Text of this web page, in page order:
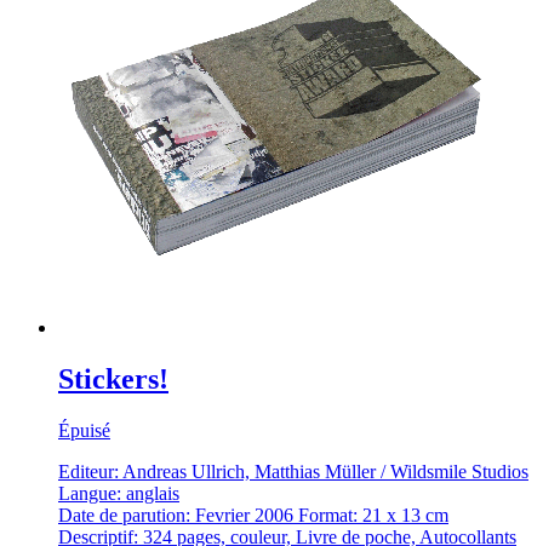
Stickers!
Épuisé
Editeur: Andreas Ullrich, Matthias Müller / Wildsmile Studios
Langue: anglais
Date de parution: Fevrier 2006 Format: 21 x 13 cm
Descriptif: 324 pages, couleur, Livre de poche, Autocollants